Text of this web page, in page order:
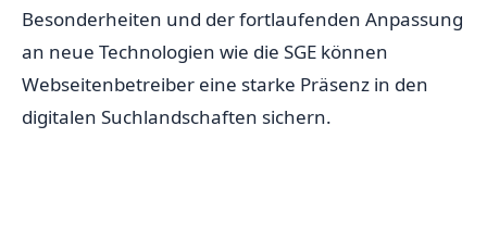
Besonderheiten und der fortlaufenden Anpassung
an neue Technologien wie die SGE können
Webseitenbetreiber eine starke Präsenz in den
digitalen Suchlandschaften sichern.